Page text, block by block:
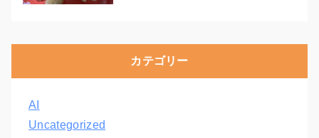
カテゴリー
AI
Uncategorized